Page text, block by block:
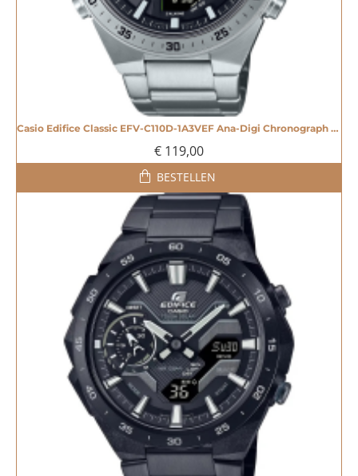
Casio Edifice Classic EFV-C110D-1A3VEF Ana-Digi Chronograph Horloge - 20004923
€ 119,00
BESTELLEN